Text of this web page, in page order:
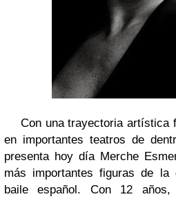
Con una trayectoria artística
en importantes teatros de
presenta hoy día Merche
más importantes figuras de la
baile español. Con 12